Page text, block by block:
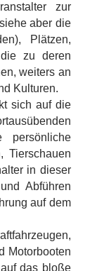
zur
aber die
Plätzen,
zu deren
weiters an
Kulturen.
sich auf die
persönliche
Tierschauen
in dieser
Abführen
auf dem
Motorbooten
das bloße